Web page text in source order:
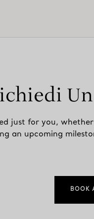
just for you,
an upcoming
BOOK